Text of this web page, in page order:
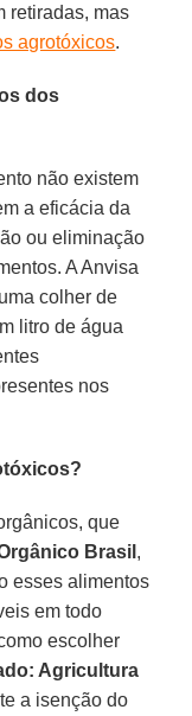
retiradas, mas
agrotóxicos.
dos
não existem
a eficácia da
ou eliminação
A Anvisa
colher de
litro de água
nos
que
Brasil ,
esses alimentos
em todo
escolher
Agricultura
a isenção do